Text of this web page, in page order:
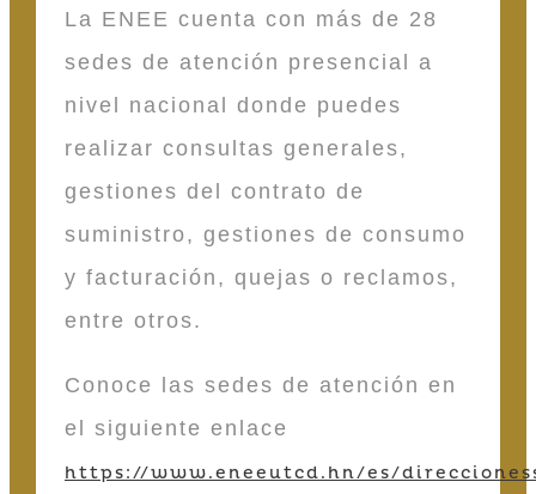
La ENEE cuenta con más de 28
sedes de atención presencial a
nivel nacional donde puedes
realizar consultas generales,
gestiones del contrato de
suministro, gestiones de consumo
y facturación, quejas o reclamos,
entre otros.
Conoce las sedes de atención en
el siguiente enlace
https://www.eneeutcd.hn/es/